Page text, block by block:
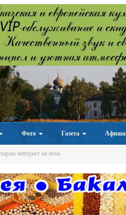
Фото Газета Афиша
интернет на ночь